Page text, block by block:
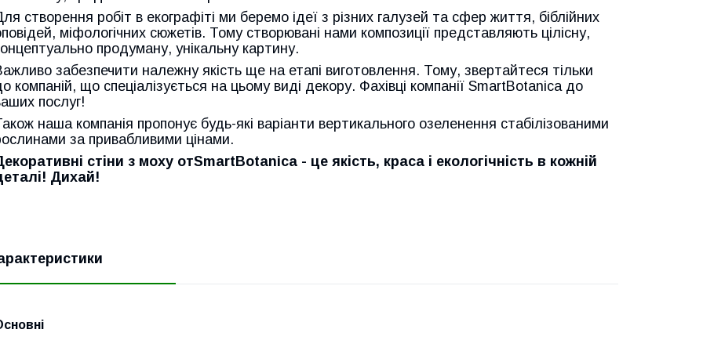
створення робіт в екографіті ми беремо ідеї з різних галузей та сфер життя, біблійних
міфологічних сюжетів. Тому створювані нами композиції представляють цілісну,
продуману, унікальну картину.
забезпечити належну якість ще на етапі виготовлення. Тому, звертайтеся тільки
компаній, що спеціалізується на цьому виді декору. Фахівці компанії SmartBotanica до
послуг!
наша компанія пропонує будь-які варіанти вертикального озеленення стабілізованими
за привабливими цінами.
стіни з моху отSmartBotanica - це якість, краса і екологічність в кожній
Дихай!